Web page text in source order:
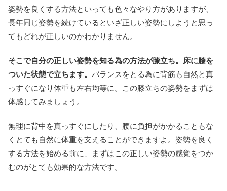
姿勢を良くする方法といっても色々なやり方がありますが、
長年同じ姿勢を続けているといざ正しい姿勢にしようと思っ
てもどれが正しいのかわかりません。
そこで自分の正しい姿勢を知る為の方法が膝立ち。床に膝を
ついた状態で立ちます。 バランスをとる為に背筋も自然と真
っすぐになり体重も左右均等に。この膝立ちの姿勢をまずは
体感してみましょう。
無理に背中を真っすぐにしたり、腰に負担がかかることもな
くとても自然に体重を支えることができますよ。姿勢を良く
する方法を始める前に、まずはこの正しい姿勢の感覚をつか
むのがとても効果的な方法です。